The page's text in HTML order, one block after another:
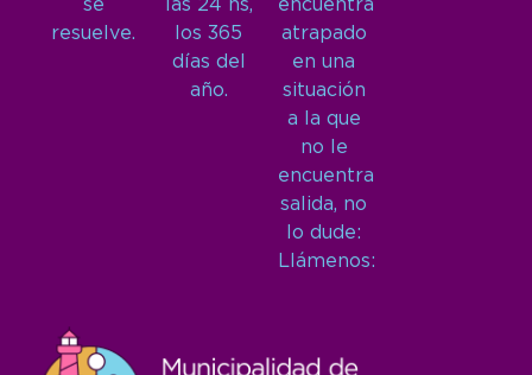
se
resuelve.
las 24 hs,
los 365
días del
año.
encuentra
atrapado
en una
situación
a la que
no le
encuentra
salida, no
lo dude:
Llámenos: